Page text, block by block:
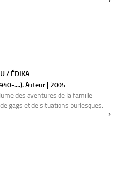
/ ÉDIKA
....). Auteur | 2005
des aventures de la famille
gags et de situations burlesques.